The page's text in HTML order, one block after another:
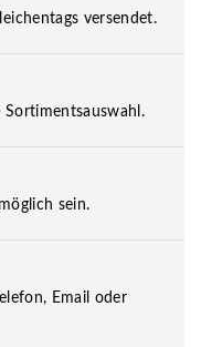
versendet.
sein.
Email oder